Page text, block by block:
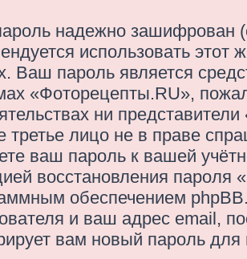
надежно зашифрован
использовать этот
Ваш пароль является
«Фоторецепты.RU»,
ни
третье лицо не в праве
ваш пароль к вашей
восстановления пароля
обеспечением
и ваш адрес email,
вам новый пароль